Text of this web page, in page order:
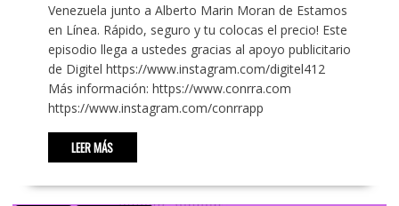
Venezuela junto a Alberto Marin Moran de Estamos
en Línea. Rápido, seguro y tu colocas el precio! Este
episodio llega a ustedes gracias al apoyo publicitario
de Digitel https://www.instagram.com/digitel412
Más información: https://www.conrra.com
https://www.instagram.com/conrrapp
LEER MÁS